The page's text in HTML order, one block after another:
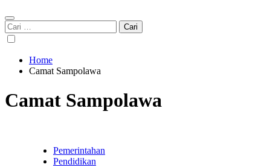
Cari
untuk:
Home
Camat Sampolawa
Camat Sampolawa
Pemerintahan
Pendidikan